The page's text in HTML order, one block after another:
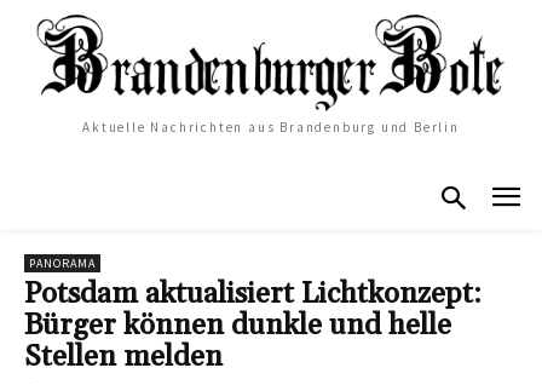
Aktuelle Nachrichten aus Brandenburg und Berlin
PANORAMA
Potsdam aktualisiert Lichtkonzept:
Bürger können dunkle und helle
Stellen melden